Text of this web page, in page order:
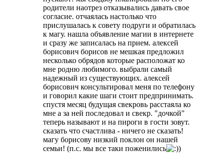
родители наотрез отказывались давать свое
согласие. отчаялась настолько что
прислушалась к совету подруги и обратилась
к магу. нашла объявление магии в интернете
и сразу же записалась на прием. алексей
борисович борисов не мешкая предложил
несколько обрядов которые расположат ко
мне родню любимого. выбрали самый
надежный из существующих. алексей
борисович консультировал меня по телефону
и говорил какие шаги стоит предпринимать.
спустя месяц будущая свекровь расстаяла ко
мне а за ней последовал и свекр. "дочкой"
теперь называют и на пироги в гости зовут.
сказать что счастлива - ничего не сказать!
магу борисову низкий поклон он нашей
семьи! (п.с. мы все таки поженились
)